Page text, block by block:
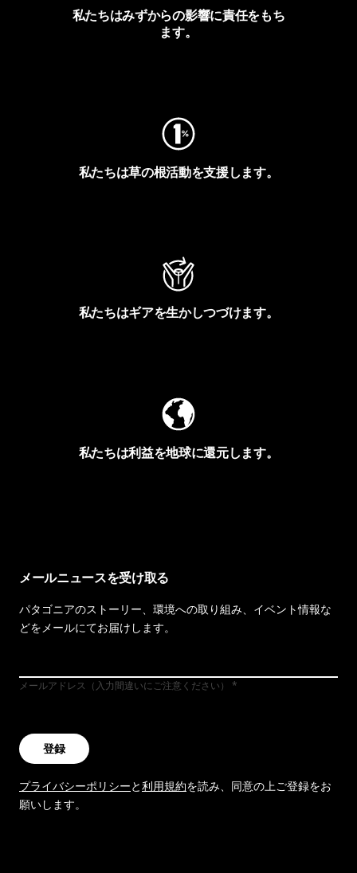
私たちはみずからの影響に責任をもち
ます。
私たちは草の根活動を支援します。
私たちはギアを生かしつづけます。
私たちは利益を地球に還元します。
メールニュースを受け取る
パタゴニアのストーリー、環境への取り組み、イベント情報な
どをメールにてお届けします。
メールアドレス（入力間違いにご注意ください）
登録
プライバシーポリシーと利用規約を読み、同意の上ご登録をお
願いします。